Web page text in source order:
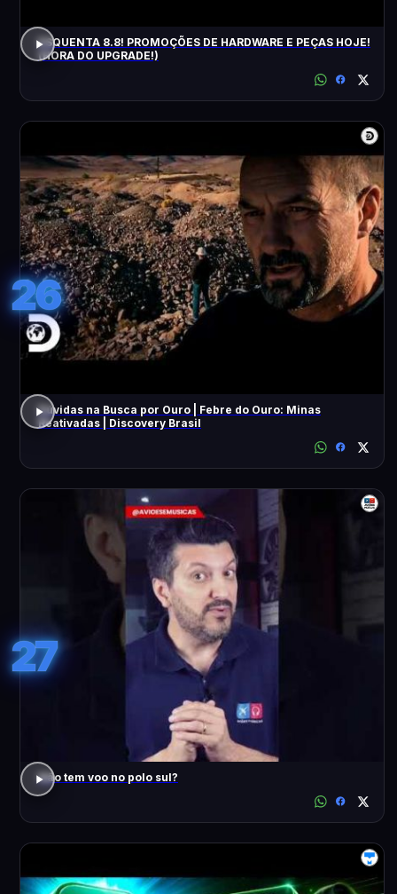
ESQUENTA 8.8! PROMOÇÕES DE HARDWARE E PEÇAS HOJE!
(HORA DO UPGRADE!)
26
Dúvidas na Busca por Ouro | Febre do Ouro: Minas
Reativadas | Discovery Brasil
27
Não tem voo no polo sul?